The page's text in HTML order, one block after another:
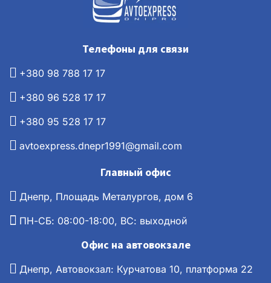
Телефоны для связи
+380 98 788 17 17
+380 96 528 17 17
+380 95 528 17 17
avtoexpress.dnepr1991@gmail.com
Главный офис
Днепр, Площадь Металургов, дом 6
ПН-СБ: 08:00-18:00, ВС: выходной
Офис на автовокзале
Днепр, Автовокзал: Курчатова 10, платформа 22